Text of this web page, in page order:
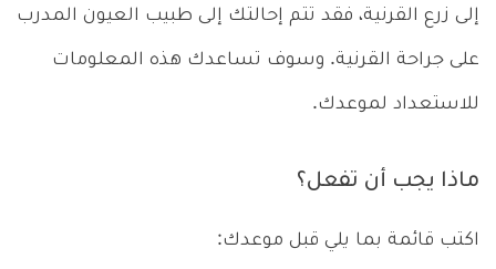
إلى زرع القرنية، فقد تتم إحالتك إلى طبيب العيون المدرب
على جراحة القرنية. وسوف تساعدك هذه المعلومات
للاستعداد لموعدك.
ماذا يجب أن تفعل؟
اكتب قائمة بما يلي قبل موعدك: